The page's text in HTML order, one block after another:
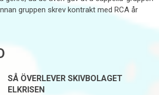
gruppen skrev kontrakt med RCA år
SÅ ÖVERLEVER SKIVBOLAGET
ELKRISEN